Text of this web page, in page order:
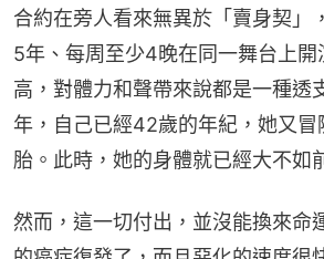
合約在旁人看來無異於「賣身契」
5年、每周至少4晚在同一舞台上開
高，對體力和聲帶來說都是一種透
年，自己已經42歲的年紀，她又冒
胎。此時，她的身體就已經大不如
然而，這一切付出，並沒能換來命